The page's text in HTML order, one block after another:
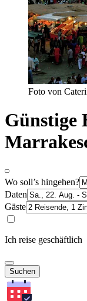
Foto von
Günstige
Wo soll’s hingehen?
Daten
Gäste
Ich reise geschäftlich
Suchen